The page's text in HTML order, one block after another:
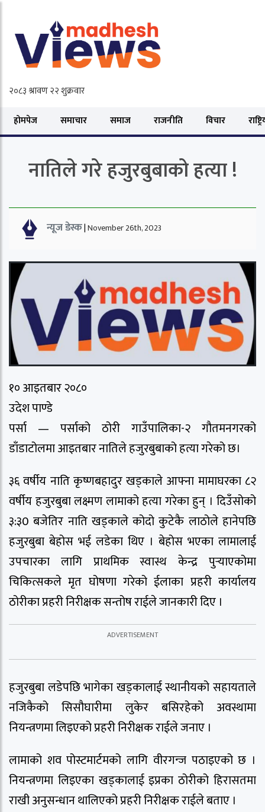
होमपेज समाचार समाज राजनीति विचार
नातिले गरे हजुरबुबाको हत्या !
न्यूज डेस्क|November 26th, 2023
१० आइतबार २०८०
उदेश पाण्डे
पर्सा — पर्साको ठोरी गाउँपालिका-२ गौतमनगरको
डाँडाटोलमा आइतबार नातिले हजुरबुबाको हत्या गरेको छ।
३६ वर्षीय नाति कृष्णबहादुर खड्काले आफ्ना मामाघरका ८२
वर्षीय हजुरबुबा लक्ष्मण लामाको हत्या गरेका हुन् । दिउँसोको
३:३0 बजेतिर नाति खड्काले कोदो कुटेकै लाठोले हानेपछि
हजुरबुबा बेहोस भई लडेका थिए । बेहोस भएका लामालाई
उपचारका लागि प्राथमिक स्वास्थ केन्द्र पुर्‍याएकोमा
चिकित्सकले मृत घोषणा गरेको ईलाका प्रहरी कार्यालय
ठोरीका प्रहरी निरीक्षक सन्तोष राईले जानकारी दिए ।
हजुरबुबा लडेपछि भागेका खड्कालाई स्थानीयको सहायताले
नजिकैको सिसौघारीमा लुकेर बसिरहेको अवस्थामा
नियन्त्रणमा लिइएको प्रहरी निरीक्षक राईले जनाए ।
लामाको शव पोस्टमार्टमको लागि वीरगन्ज पठाइएको छ ।
नियन्त्रणमा लिइएका खड्कालाई इप्रका ठोरीको हिरासतमा
राखी अनुसन्धान थालिएको प्रहरी निरीक्षक राईले बताए ।